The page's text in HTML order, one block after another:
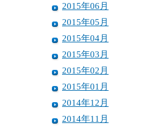
2015年06月
2015年05月
2015年04月
2015年03月
2015年02月
2015年01月
2014年12月
2014年11月